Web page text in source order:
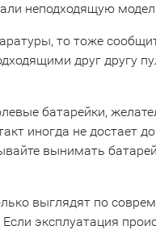
неподходящую
то тоже
друг другу
батарейки,
иногда не достает
вынимать
выглядят по
эксплуатация